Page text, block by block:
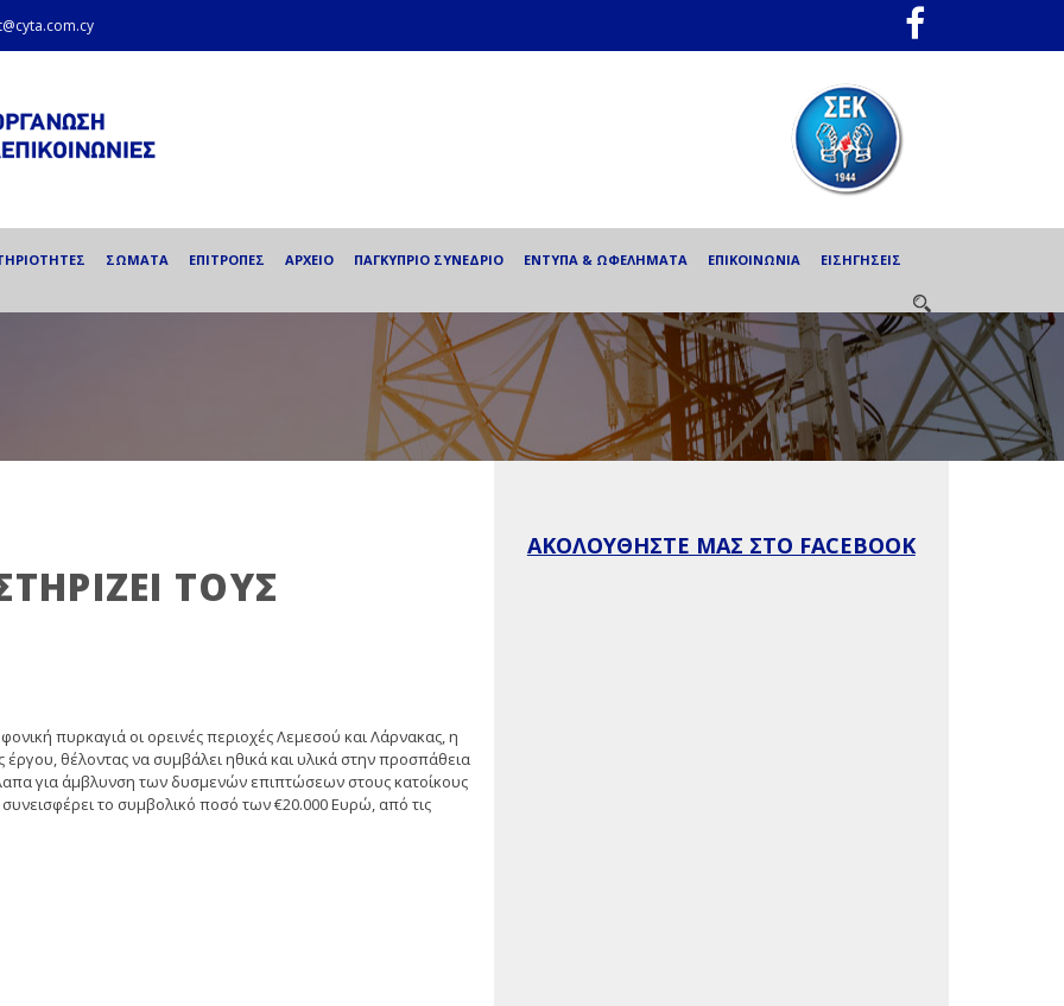
ΣΩΜΑΤΑ ΕΠΙΤΡΟΠΕΣ ΑΡΧΕΙΟ ΠΑΓΚΥΠΡΙΟ ΣΥΝΕΔΡΙΟ ΕΝΤΥΠΑ & ΩΦΕΛΗΜΑΤΑ ΕΠΙΚΟΙΝΩΝΙΑ ΕΙΣΗΓΗΣΕΙΣ
ΤΟΥΣ
πυρκαγιά οι ορεινές περιοχές Λεμεσού και Λάρνακας, η
θέλοντας να συμβάλει ηθικά και υλικά στην προσπάθεια
για άμβλυνση των δυσμενών επιπτώσεων στους κατοίκους
το συμβολικό ποσό των €20.000 Ευρώ, από τις
ΑΚΟΛΟΥΘΗΣΤΕ ΜΑΣ ΣΤΟ FACEBOOK